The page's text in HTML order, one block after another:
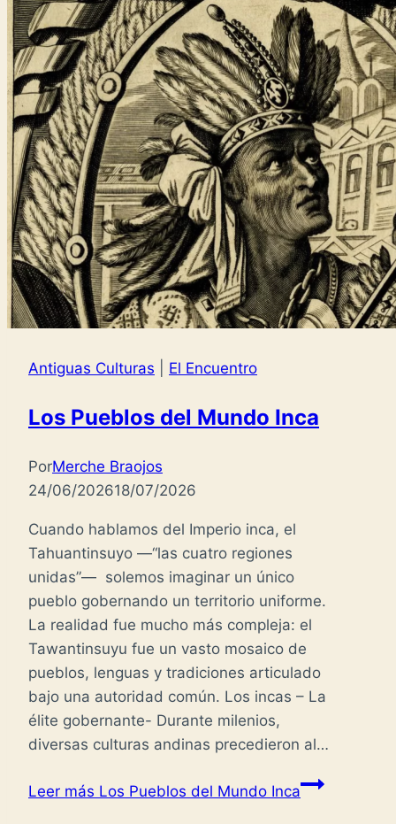
Antiguas Culturas El Encuentro
Los Pueblos del Mundo Inca
PorMerche Braojos
24/06/202618/07/2026
Cuando hablamos del Imperio inca, el
Tahuantinsuyo —“las cuatro regiones
unidas”— solemos imaginar un único
pueblo gobernando un territorio uniforme.
La realidad fue mucho más compleja: el
Tawantinsuyu fue un vasto mosaico de
pueblos, lenguas y tradiciones articulado
bajo una autoridad común. Los incas – La
élite gobernante- Durante milenios,
diversas culturas andinas precedieron al…
Leer más Los Pueblos del Mundo Inca